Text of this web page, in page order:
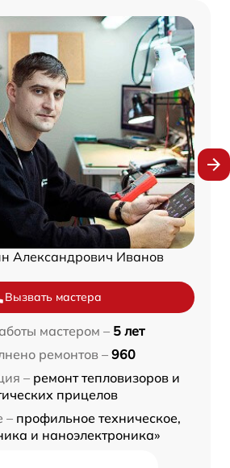
Александрович Иванов
Вызвать мастера
мастером – 5 лет
ремонтов – 960
– ремонт тепловизоров и
прицелов
– профильное техническое,
и наноэлектроника»